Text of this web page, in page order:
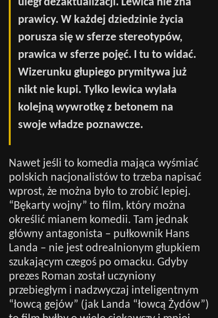
prawicy. W każdej dziedzinie życia
porusza się w sferze stereotypów,
prawica w sferze pojęć. I tu to widać.
Wizerunku głupiego prymitywa już
nikt nie kupi. Tylko lewica wylała
kolejną wywrotkę z betonem na
swoje władze poznawcze.
Nawet jeśli to komedia mająca wyśmiać
polskich nacjonalistów to trzeba napisać
wprost, że można było to zrobić lepiej.
“Bękarty wojny” to film, który można
określić mianem komedii. Tam jednak
główny antagonista – pułkownik Hans
Landa – nie jest odrealnionym głupkiem
szukającym czegoś po omacku. Gdyby
prezes Roman został uczyniony
przebiegłym i nadzwyczaj inteligentnym
“łowcą gejów” (jak Landa “łowcą Żydów”)